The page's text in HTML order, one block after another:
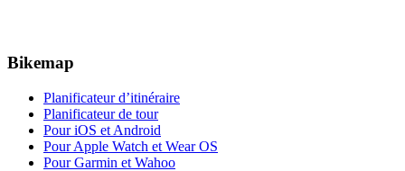
Bikemap
Planificateur d’itinéraire
Planificateur de tour
Pour iOS et Android
Pour Apple Watch et Wear OS
Pour Garmin et Wahoo